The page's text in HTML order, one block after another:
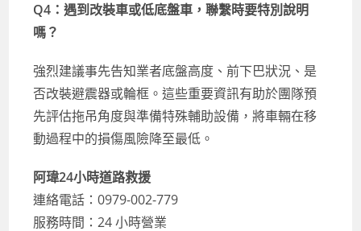
Q4：遇到改裝車或低底盤車，聯繫時要特別說明
嗎？
強烈建議事先告知業者底盤高度、前下巴狀況、是
否改裝避震器或輪框。這些重要資訊有助於團隊預
先評估拖吊角度與準備特殊輔助設備，將車輛在移
動過程中的損傷風險降至最低。
阿瑋24小時道路救援
連絡電話：0979-002-779
服務時間：24 小時營業